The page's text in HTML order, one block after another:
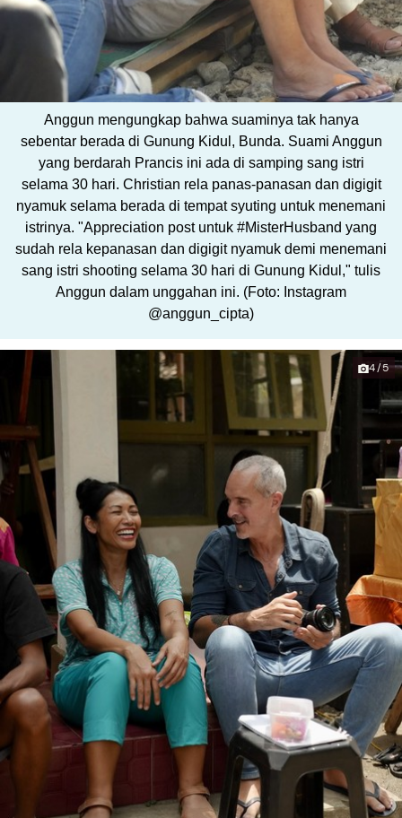
Anggun mengungkap bahwa suaminya tak hanya
sebentar berada di Gunung Kidul, Bunda. Suami Anggun
yang berdarah Prancis ini ada di samping sang istri
selama 30 hari. Christian rela panas-panasan dan digigit
nyamuk selama berada di tempat syuting untuk menemani
istrinya. "Appreciation post untuk #MisterHusband yang
sudah rela kepanasan dan digigit nyamuk demi menemani
sang istri shooting selama 30 hari di Gunung Kidul," tulis
Anggun dalam unggahan ini. (Foto: Instagram
@anggun_cipta)
4/5